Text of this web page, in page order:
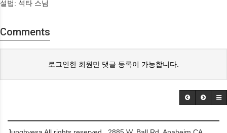
설법: 석타 스님
Comments
로그인한 회원만 댓글 등록이 가능합니다.